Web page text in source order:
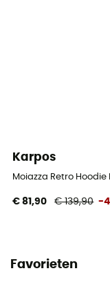
Karpos
Moiazza Retro
€ 81,90 € 139,90 -
Favorieten